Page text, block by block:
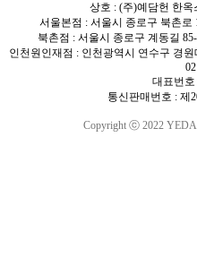
상호 : (주)예담헌 한
서울본점 : 서울시 종로구 북촌로
북촌점 : 서울시 종로구 계동길
인천원인재점 : 인천광역시 연수구 경
대표번호
통신판매번호 : 제
Copyright ⓒ 2022